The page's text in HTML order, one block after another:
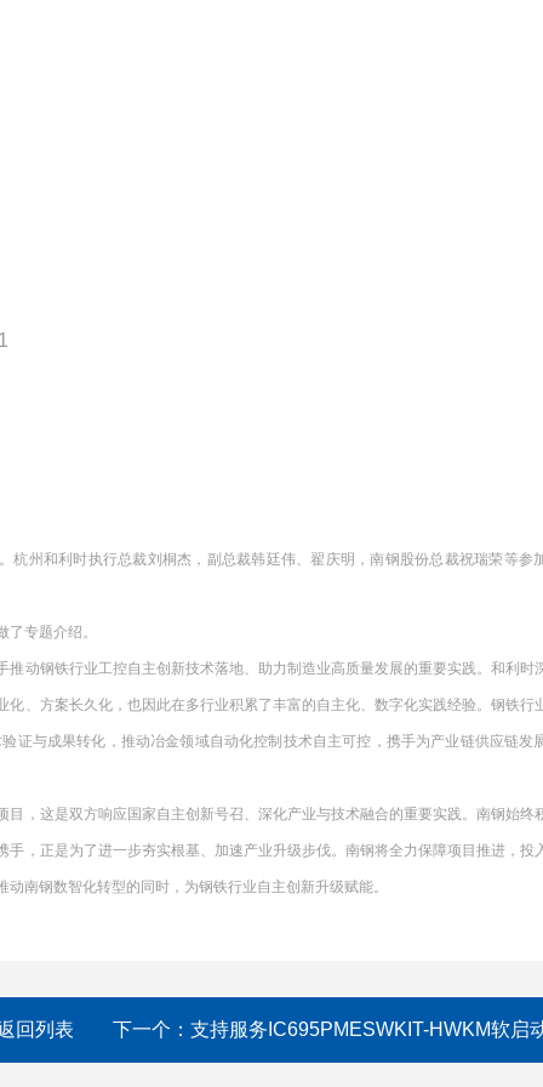
州和利时执行总裁刘桐杰，副总裁韩廷伟、翟庆明，南钢股份总裁祝瑞荣等参
专题介绍。
动钢铁行业工控自主创新技术落地、助力制造业高质量发展的重要实践。和利时
、方案长久化，也因此在多行业积累了丰富的自主化、数字化实践经验。钢铁行
证与成果转化，推动冶金领域自动化控制技术自主可控，携手为产业链供应链发
，这是双方响应国家自主创新号召、深化产业与技术融合的重要实践。南钢始终
，正是为了进一步夯实根基、加速产业升级步伐。南钢将全力保障项目推进，投
南钢数智化转型的同时，为钢铁行业自主创新升级赋能。
回列表 下一个： 支持服务IC695PMESWKIT-HWKM软启